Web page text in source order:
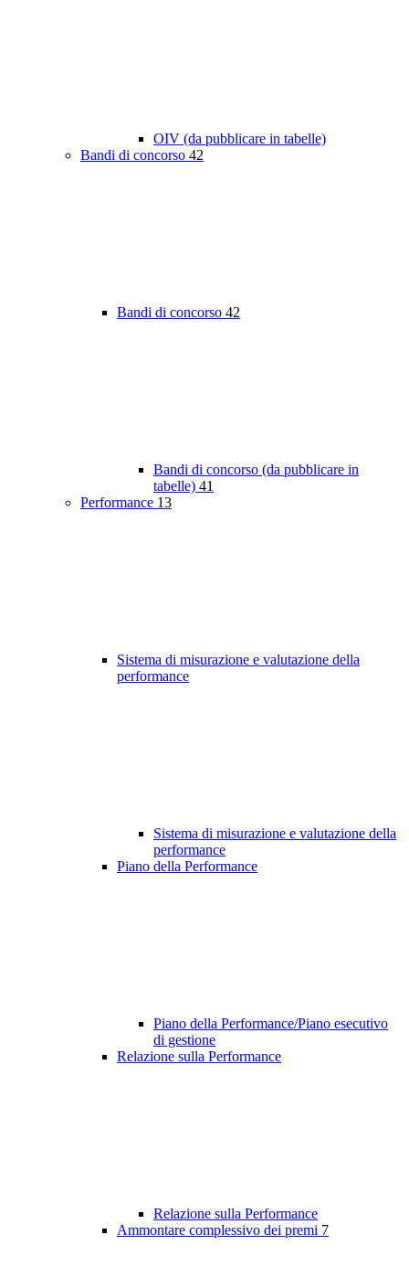
OIV (da pubblicare in tabelle)
Bandi di concorso 42
Bandi di concorso 42
Bandi di concorso (da pubblicare in
tabelle) 41
Performance 13
Sistema di misurazione e valutazione della
performance
Sistema di misurazione e valutazione della
performance
Piano della Performance
Piano della Performance/Piano esecutivo
di gestione
Relazione sulla Performance
Relazione sulla Performance
Ammontare complessivo dei premi 7